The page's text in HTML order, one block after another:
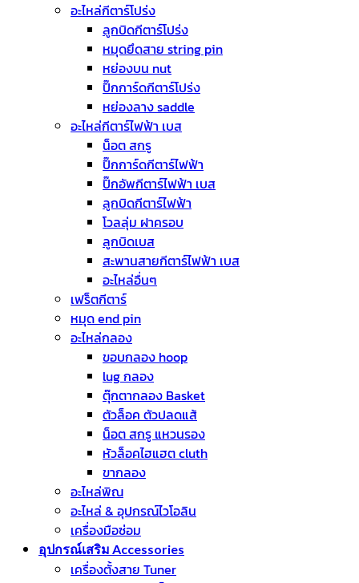
อะไหล่กีตาร์โปร่ง
ลูกบิดกีตาร์โปร่ง
หมุดยึดสาย string pin
หย่องบน nut
ปิ๊กการ์ดกีตาร์โปร่ง
หย่องลาง saddle
อะไหล่กีตาร์ไฟฟ้า เบส
น็อต สกรู
ปิ๊กการ์ดกีตาร์ไฟฟ้า
ปิ๊กอัพกีตาร์ไฟฟ้า เบส
ลูกบิดกีตาร์ไฟฟ้า
โวลลุ่ม ฝาครอบ
ลูกบิดเบส
สะพานสายกีตาร์ไฟฟ้า เบส
อะไหล่อื่นๆ
เฟร็ตกีตาร์
หมุด end pin
อะไหล่กลอง
ขอบกลอง hoop
lug กลอง
ตุ๊กตากลอง Basket
ตัวล็อค ตัวปลดแส้
น็อต สกรู แหวนรอง
หัวล็อคไฮแฮต cluth
ขากลอง
อะไหล่พิณ
อะไหล่ & อุปกรณ์ไวโอลิน
เครื่องมือซ่อม
อุปกรณ์เสริม Accessories
เครื่องตั้งสาย Tuner